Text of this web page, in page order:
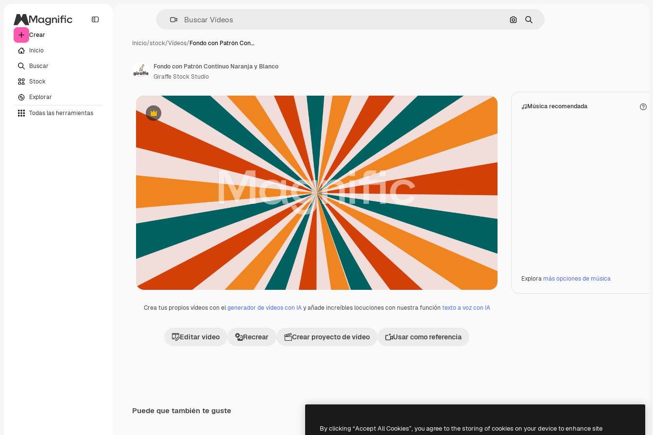
Crear
Inicio
Buscar
Stock
Explorar
Todas las herramientas
Buscar por imagen
Buscar
Inicio/stock/Vídeos/Fondo con Patrón Con…
Premium
Crea tus propios vídeos con elgenerador de vídeos con IAy añade increíbles locuciones con nuestra función texto a voz con IA
Editar vídeo Recrear Crear proyecto de vídeo Usar como referencia
Música recomendada
Explora más opciones de música
Fondo con Patrón Continuo Naranja y Blanco
Giraffe Stock Studio
Puede que también te guste
By clicking “Accept All Cookies”, you agree to the storing of cookies on your device to enhance site